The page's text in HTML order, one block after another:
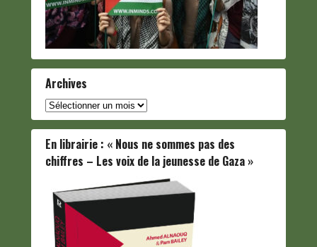
Archives
Archives
En librairie : « Nous ne sommes pas des
chiffres – Les voix de la jeunesse de Gaza »